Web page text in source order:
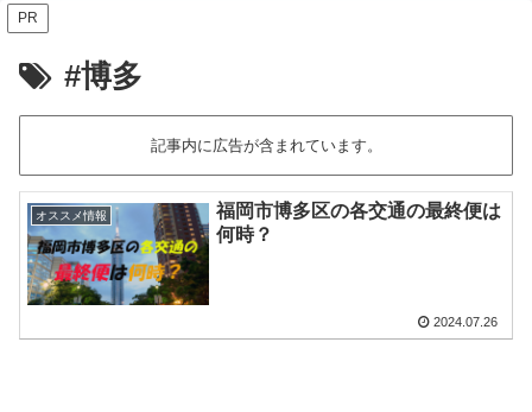
PR
#博多
記事内に広告が含まれています。
オススメ情報
福岡市博多区の各交通の最終便は
何時？
2024.07.26